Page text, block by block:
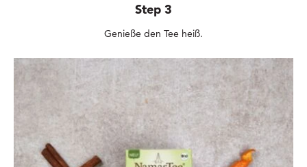
Step 3
Genieße den Tee heiß.